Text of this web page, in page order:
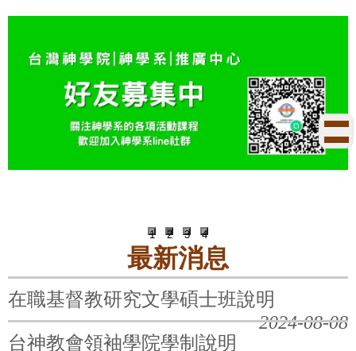
首頁｜ 台神首頁｜台神研
1 2 3 4
最新消息
在職基督教研究文學碩士班說明
2024-08-08
台神教會領袖學院學制說明